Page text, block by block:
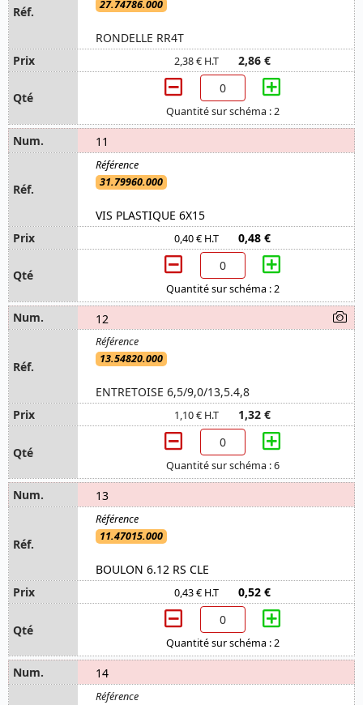
27.74786.000
RONDELLE RR4T
2,38 € H.T 2,86 €
Quantité sur schéma : 2
11
31.79960.000
VIS PLASTIQUE 6X15
0,40 € H.T 0,48 €
Quantité sur schéma : 2
12
13.54820.000
ENTRETOISE 6,5/9,0/13,5.4,8
1,10 € H.T 1,32 €
Quantité sur schéma : 6
13
11.47015.000
BOULON 6.12 RS CLE
0,43 € H.T 0,52 €
Quantité sur schéma : 2
14